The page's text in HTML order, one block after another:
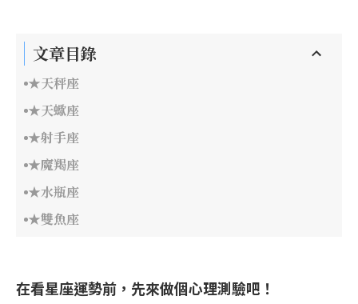
文章目錄
★天秤座
★天蠍座
★射手座
★魔羯座
★水瓶座
★雙魚座
在看星座運勢前，先來做個心理測驗吧！